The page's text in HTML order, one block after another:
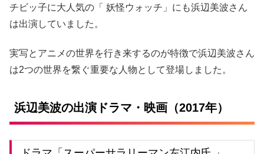
チビッ子に大人気の「 妖怪ウォッチ」にも浜辺美波さん
は出演していました。
実写とアニメの世界を行き来するのが特徴で浜辺美波さん
は2つの世界を繋ぐ重要な人物として登場しました。
浜辺美波の出演ドラマ・映画（2017年）